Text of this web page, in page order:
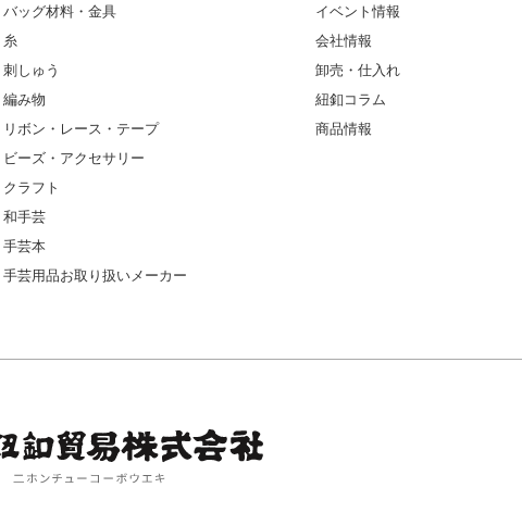
バッグ材料・金具
糸
刺しゅう
編み物
リボン・レース・テープ
ビーズ・アクセサリー
クラフト
和手芸
手芸本
手芸用品お取り扱いメーカー
イベント情報
会社情報
卸売・仕入れ
紐釦コラム
商品情報